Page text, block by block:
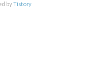
byTistory